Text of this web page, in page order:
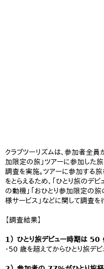
クラブツーリズムは、参加者全
加限定の旅」ツアーに参加した
調査を実施。ツアーに参加する
をとらえるため、「ひとり旅のデ
の動機」「おひとり参加限定の
様サービス」などに関して調査を
【調査結果】
1） ひとり旅デビュー時期は 50
・50 歳を超えてからひとり旅デ